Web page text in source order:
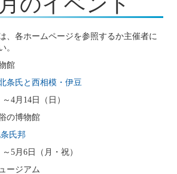
、各ホームページを参照するか主催者に
。
館
条氏と西相模・伊豆
4月14日（日）
の博物館
氏邦
5月6日（月・祝）
ージアム